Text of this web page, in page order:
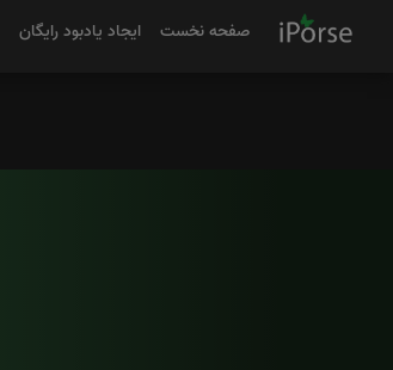
صفحه نخست ایجاد یادبود رایگان